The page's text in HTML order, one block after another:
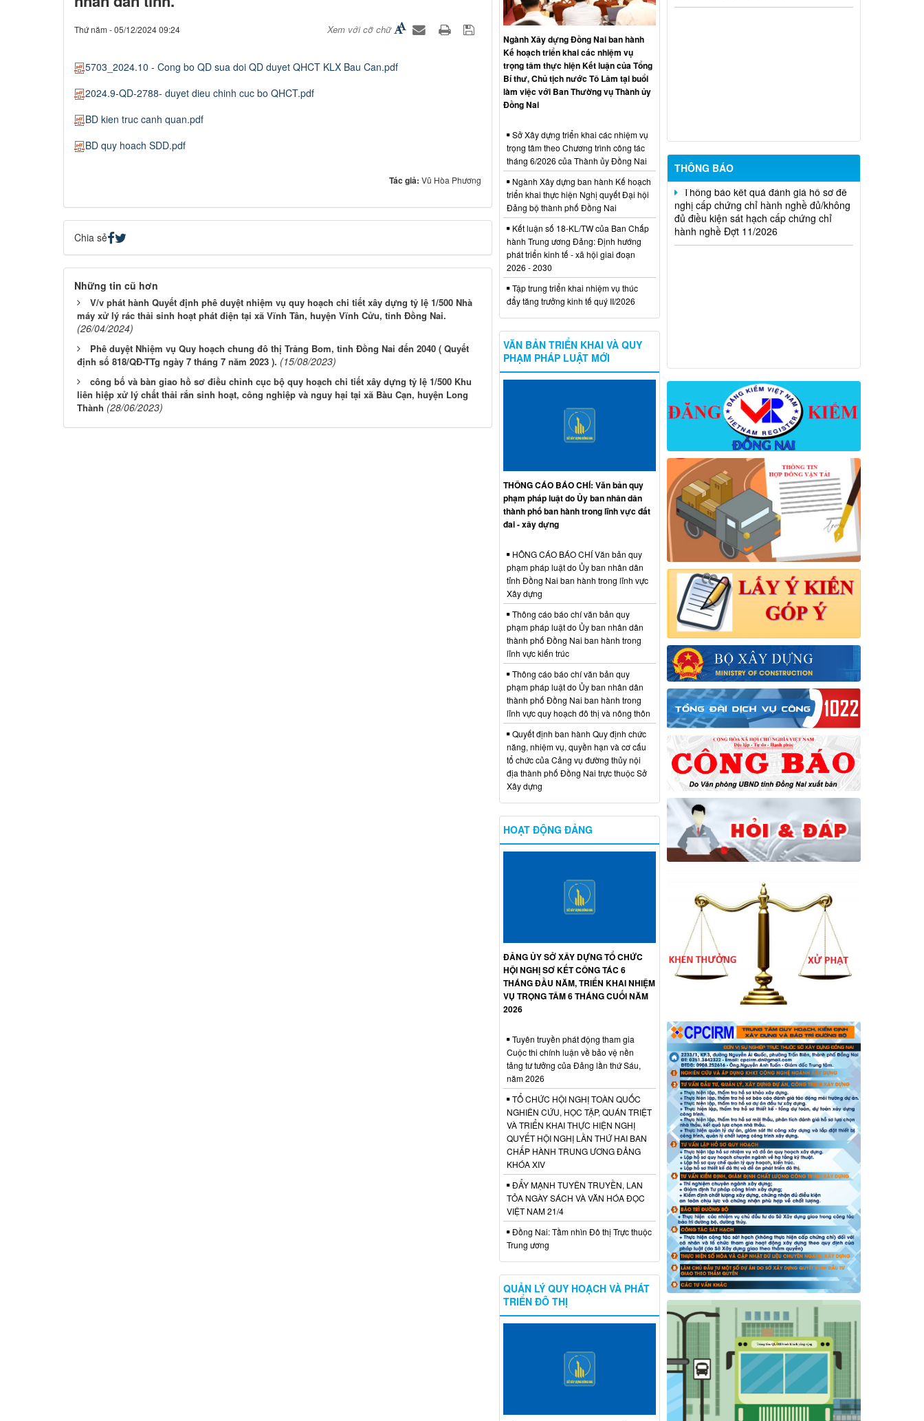
Thứ năm - 05/12/2024 09:24 Xem với cỡ chữ
5703_2024.10 - Cong bo QD sua doi QD duyet QHCT KLX Bau Can.pdf
2024.9-QD-2788- duyet dieu chinh cuc bo QHCT.pdf
BD kien truc canh quan.pdf
BD quy hoach SDD.pdf
Tác giả: Vũ Hòa Phương
Chia sẻ
Những tin cũ hơn
V/v phát hành Quyết định phê duyệt nhiệm vụ quy hoạch chi tiết xây dựng tỷ lệ 1/500 Nhà
máy xử lý rác thải sinh hoạt phát điện tại xã Vĩnh Tân, huyện Vĩnh Cửu, tỉnh Đồng Nai.
(26/04/2024)
Phê duyệt Nhiệm vụ Quy hoạch chung đô thị Trảng Bom, tỉnh Đồng Nai đến 2040 ( Quyết
định số 818/QĐ-TTg ngày 7 tháng 7 năm 2023 ). (15/08/2023)
công bố và bàn giao hồ sơ điều chỉnh cục bộ quy hoạch chi tiết xây dựng tỷ lệ 1/500 Khu
liên hiệp xử lý chất thải rắn sinh hoạt, công nghiệp và nguy hại tại xã Bàu Cạn, huyện Long
Thành (28/06/2023)
THÔNG BÁO
20/2026)
hành nghề Đợt 10/2026
Thông báo kết quả đánh giá hồ sơ đề
nghị cấp chứng chỉ hành nghề đủ/không
đủ điều kiện sát hạch cấp chứng chỉ
hành nghề Đợt 11/2026
Ngành Xây dựng Đồng Nai ban hành
Kế hoạch triển khai các nhiệm vụ
trọng tâm thực hiện Kết luận của Tổng
Bí thư, Chủ tịch nước Tô Lâm tại buổi
làm việc với Ban Thường vụ Thành ủy
Đồng Nai
Sở Xây dựng triển khai các nhiệm vụ
trọng tâm theo Chương trình công tác
tháng 6/2026 của Thành ủy Đồng Nai
Ngành Xây dựng ban hành Kế hoạch
triển khai thực hiện Nghị quyết Đại hội
Đảng bộ thành phố Đồng Nai
Kết luận số 18-KL/TW của Ban Chấp
hành Trung ương Đảng: Định hướng
phát triển kinh tế - xã hội giai đoạn
2026 - 2030
Tập trung triển khai nhiệm vụ thúc
đẩy tăng trưởng kinh tế quý II/2026
VĂN BẢN TRIỂN KHAI VÀ QUY
PHẠM PHÁP LUẬT MỚI
THÔNG CÁO BÁO CHÍ: Văn bản quy
phạm pháp luật do Ủy ban nhân dân
thành phố ban hành trong lĩnh vực đất
đai - xây dựng
HÔNG CÁO BÁO CHÍ Văn bản quy
phạm pháp luật do Ủy ban nhân dân
tỉnh Đồng Nai ban hành trong lĩnh vực
Xây dựng
Thông cáo báo chí văn bản quy
phạm pháp luật do Ủy ban nhân dân
thành phố Đồng Nai ban hành trong
lĩnh vực kiến trúc
Thông cáo báo chí văn bản quy
phạm pháp luật do Ủy ban nhân dân
thành phố Đồng Nai ban hành trong
lĩnh vực quy hoạch đô thị và nông thôn
Quyết định ban hành Quy định chức
năng, nhiệm vụ, quyền hạn và cơ cấu
tổ chức của Cảng vụ đường thủy nội
địa thành phố Đồng Nai trực thuộc Sở
Xây dựng
HOẠT ĐỘNG ĐẢNG
ĐẢNG ỦY SỞ XÂY DỰNG TỔ CHỨC
HỘI NGHỊ SƠ KẾT CÔNG TÁC 6
THÁNG ĐẦU NĂM, TRIỂN KHAI NHIỆM
VỤ TRỌNG TÂM 6 THÁNG CUỐI NĂM
2026
Tuyên truyền phát động tham gia
Cuộc thi chính luận về bảo vệ nền
tảng tư tưởng của Đảng lần thứ Sáu,
năm 2026
TỔ CHỨC HỘI NGHỊ TOÀN QUỐC
NGHIÊN CỨU, HỌC TẬP, QUÁN TRIỆT
VÀ TRIỂN KHAI THỰC HIỆN NGHỊ
QUYẾT HỘI NGHỊ LẦN THỨ HAI BAN
CHẤP HÀNH TRUNG ƯƠNG ĐẢNG
KHÓA XIV
ĐẨY MẠNH TUYÊN TRUYỀN, LAN
TỎA NGÀY SÁCH VÀ VĂN HÓA ĐỌC
VIỆT NAM 21/4
Đồng Nai: Tầm nhìn Đô thị Trực thuộc
Trung ương
QUẢN LÝ QUY HOẠCH VÀ PHÁT
TRIỂN ĐÔ THỊ